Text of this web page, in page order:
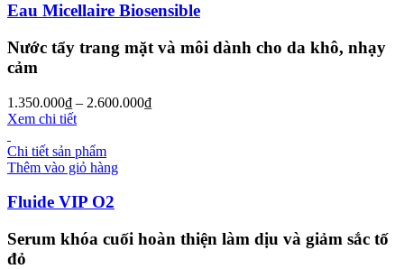
Eau Micellaire Biosensible
Nước tẩy trang mặt và môi dành cho da khô, nhạy
cảm
1.350.000₫ – 2.600.000₫
Xem chi tiết
Chi tiết sản phẩm
Thêm vào giỏ hàng
Fluide VIP O2
Serum khóa cuối hoàn thiện làm dịu và giảm sắc tố
đỏ